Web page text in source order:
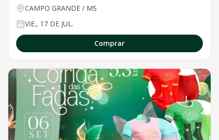
CAMPO GRANDE / MS
VIE., 17 DE JUL.
Comprar